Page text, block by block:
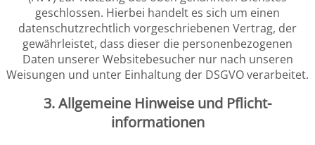
geschlossen. Hierbei handelt es sich um einen
datenschutzrechtlich vorgeschriebenen Vertrag, der
gewährleistet, dass dieser die personenbezogenen
Daten unserer Websitebesucher nur nach unseren
Weisungen und unter Einhaltung der DSGVO verarbeitet.
3. Allgemeine Hinweise und Pflicht­
informationen